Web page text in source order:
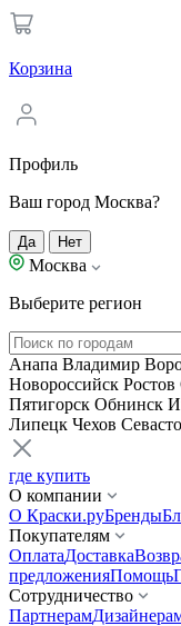
Корзина
Профиль
Ваш город Москва?
Да Нет
Москва
Выберите регион
Анапа Владимир
Новороссийск Ростов
Пятигорск Обнинск
Липецк Чехов
где купить
О компании
О Краски.руБренды
Покупателям
ОплатаДоставка
предложенияПомощь
Сотрудничество
Партнерам